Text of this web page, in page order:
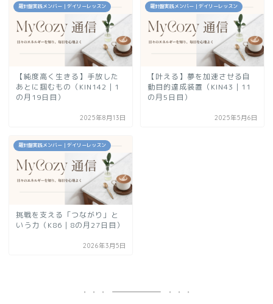
羅針盤実践メンバー｜デイリーレッスン
【純度高く生きる】手放した
あとに掴むもの（KIN142｜1
の月19日目）
2025年8月13日
羅針盤実践メンバー｜デイリーレッスン
【叶える】夢を加速させる自
動目的達成装置（KIN43｜11
の月5日目）
2025年5月6日
羅針盤実践メンバー｜デイリーレッスン
挑戦を支える「つながり」と
いう力（K86｜8の月27日目）
2026年3月5日